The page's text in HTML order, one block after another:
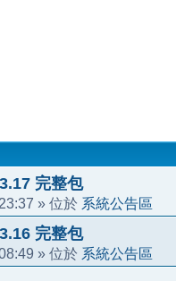
完整包
» 位於 系統公告區
完整包
» 位於 系統公告區